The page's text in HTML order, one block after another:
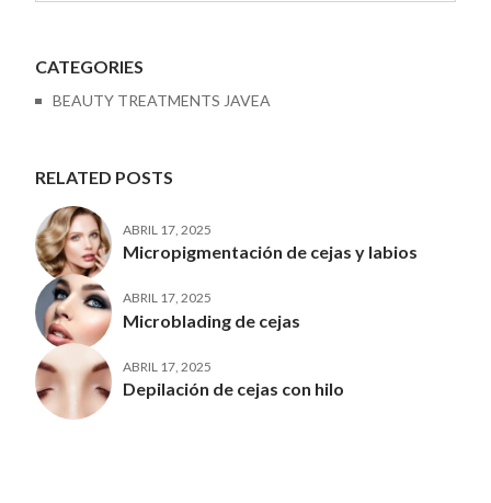
CATEGORIES
BEAUTY TREATMENTS JAVEA
RELATED POSTS
ABRIL 17, 2025
Micropigmentación de cejas y labios
ABRIL 17, 2025
Microblading de cejas
ABRIL 17, 2025
Depilación de cejas con hilo